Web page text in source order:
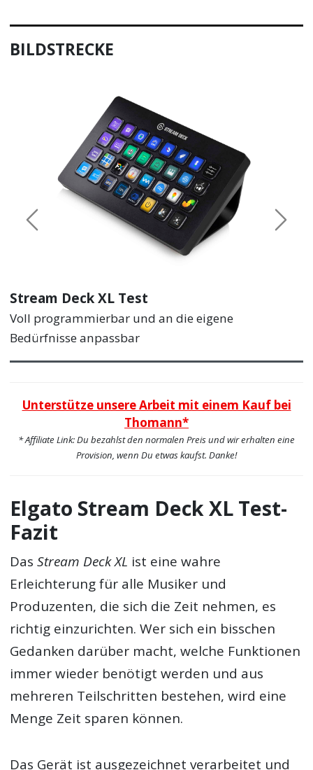
BILDSTRECKE
Stream Deck XL Test
Voll programmierbar und an die eigene
Bedürfnisse anpassbar
Previous Next
Unterstütze unsere Arbeit mit einem Kauf bei
Thomann*
* Affiliate Link: Du bezahlst den normalen Preis und wir erhalten eine
Provision, wenn Du etwas kaufst. Danke!
Elgato Stream Deck XL Test-
Fazit
DasStream Deck XL ist eine wahre
Erleichterung für alle Musiker und
Produzenten, die sich die Zeit nehmen, es
richtig einzurichten. Wer sich ein bisschen
Gedanken darüber macht, welche Funktionen
immer wieder benötigt werden und aus
mehreren Teilschritten bestehen, wird eine
Menge Zeit sparen können.
Das Gerät ist ausgezeichnet verarbeitet und